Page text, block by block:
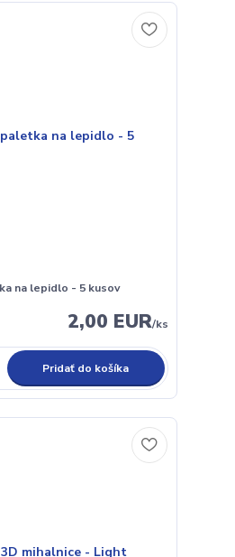
na lepidlo - 5 kusov
2,00 EUR/ks
Pridať do košíka